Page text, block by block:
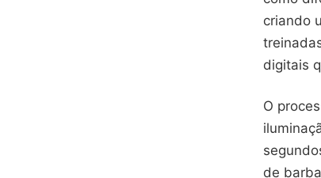
criando
digitais
O
de